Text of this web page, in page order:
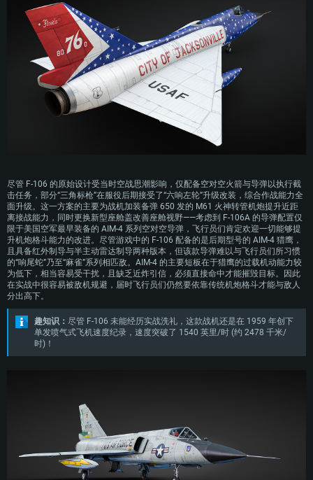
配置要求
操作系统：Windows 10 (64位)
处理器：双核 2.2 GHz
操作系统：Mac OS Big Sur 11.0 或更新版本
处理器：Core i7，至少需要 2.2GHz (不支持Intel Xeon系列)
操作系统：大部分现代 64 位 Linux 系统发行版
处理器：双核 2.4 GHz
尽管 F-106 的原始设计受当时空战思潮影响，仅配备空对空火箭与导弹以执行截
击任务，部分“三角标枪”在服役后期接受了“六响左轮”升级改装，综合作战能力全
面升级。这一方案的主要为战机加装备弹 650 发的 M61 火神转管机炮提升近距
离接战能力，同时更换新型座舱盖改善座舱视野——考虑到 F-106A 的导弹配置仅
限于美国空军最早装备的 AIM-4 系列空对空导弹，飞行员们肯定欢迎一切能够提
升机炮格斗能力的改进。尽管游戏中的 F-106 配备的是后期型号的 AIM-4 猎鹰，
且具备红外制导与半主动雷达制导两种版本，但该款导弹难以与飞行员们所习惯
的“响尾蛇”乃至“麻雀”系列相匹敌。AIM-4 的主要短板在于猎鹰的过载机动能力较
为低下，相当容易受干扰，且缺乏近炸引信，必须直接命中才能摧毁目标。因此
在实战中很容易被敌机规避，届时飞行员们仍然要依靠传统机炮格斗才能与敌人
分出高下。
趣知识： 尽管 F-106 未能经历实战洗礼，这款战机还是在 1959 年创下
单发喷气式飞机速度纪录，速度突破了 1540 英里/时 (约 2478 千米/
时)！